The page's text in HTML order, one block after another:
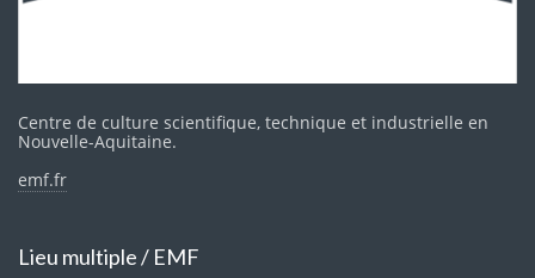
Centre de culture scientifique, technique et industrielle en
Nouvelle-Aquitaine.
emf.fr
Lieu multiple / EMF